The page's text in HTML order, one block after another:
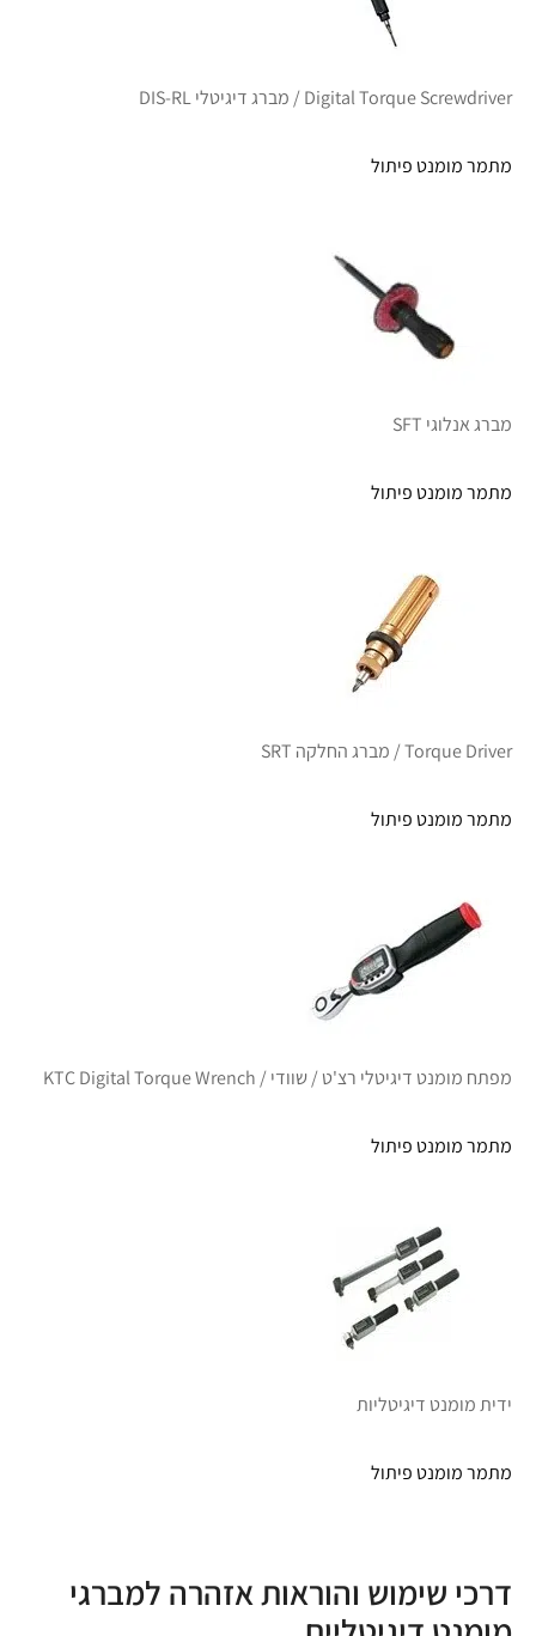
Digital Torque Screwdriver / מברג דיגיטלי DIS-RL
מתמר מומנט פיתול
מברג אנלוגי SFT
מתמר מומנט פיתול
Torque Driver / מברג החלקה SRT
מתמר מומנט פיתול
מפתח מומנט דיגיטלי רצ'ט / שוודי / KTC Digital Torque Wrench
מתמר מומנט פיתול
ידית מומנט דיגיטליות
מתמר מומנט פיתול
דרכי שימוש והוראות אזהרה למברגי